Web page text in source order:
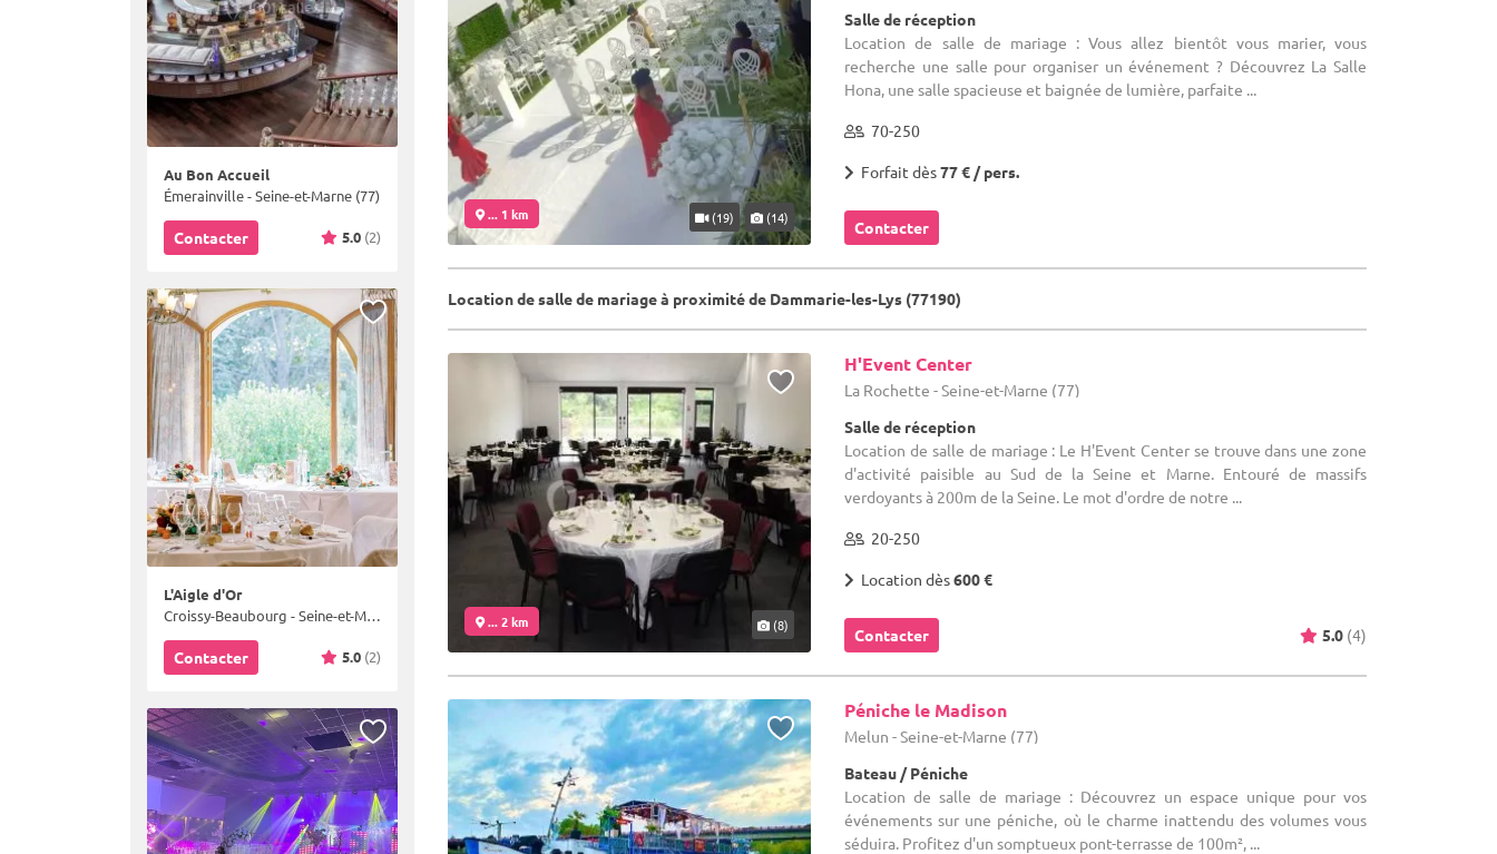
Au Bon Accueil
Émerainville - Seine-et-Marne (77)
Contacter 5.0 (2)
L'Aigle d'Or
Croissy-Beaubourg - Seine-et-Marne (77)
Contacter 5.0 (2)
... 1 km (19) (14)
Salle de réception
Location de salle de mariage : Vous allez bientôt vous marier, vous
recherche une salle pour organiser un événement ? Découvrez La Salle
Hona, une salle spacieuse et baignée de lumière, parfaite ...
70-250
Forfait dès77 € / pers.
Contacter
Location de salle de mariage à proximité de Dammarie-les-Lys (77190)
... 2 km (8)
H'Event Center
La Rochette - Seine-et-Marne (77)
Salle de réception
Location de salle de mariage : Le H'Event Center se trouve dans une zone
d'activité paisible au Sud de la Seine et Marne. Entouré de massifs
verdoyants à 200m de la Seine. Le mot d'ordre de notre ...
20-250
Location dès600 €
Contacter 5.0 (4)
Péniche le Madison
Melun - Seine-et-Marne (77)
Bateau / Péniche
Location de salle de mariage : Découvrez un espace unique pour vos
événements sur une péniche, où le charme inattendu des volumes vous
séduira. Profitez d'un somptueux pont-terrasse de 100m², ...